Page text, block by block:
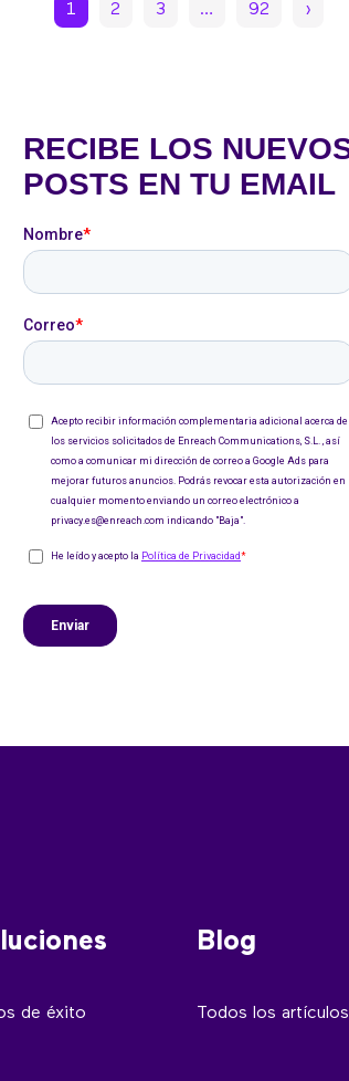
1 2 3 … 92 ›
de éxito
Blog
Todos los artículos